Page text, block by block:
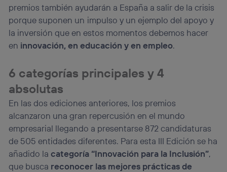
premios también ayudarán a España a salir de la crisis
porque suponen un impulso y un ejemplo del apoyo y
la inversión que en estos momentos debemos hacer
en innovación, en educación y en empleo.
6 categorías principales y 4
absolutas
En las dos ediciones anteriores, los premios
alcanzaron una gran repercusión en el mundo
empresarial llegando a presentarse 872 candidaturas
de 505 entidades diferentes. Para esta III Edición se ha
añadido lacategoría “Innovación para la Inclusión”,
que busca reconocer las mejores prácticas de